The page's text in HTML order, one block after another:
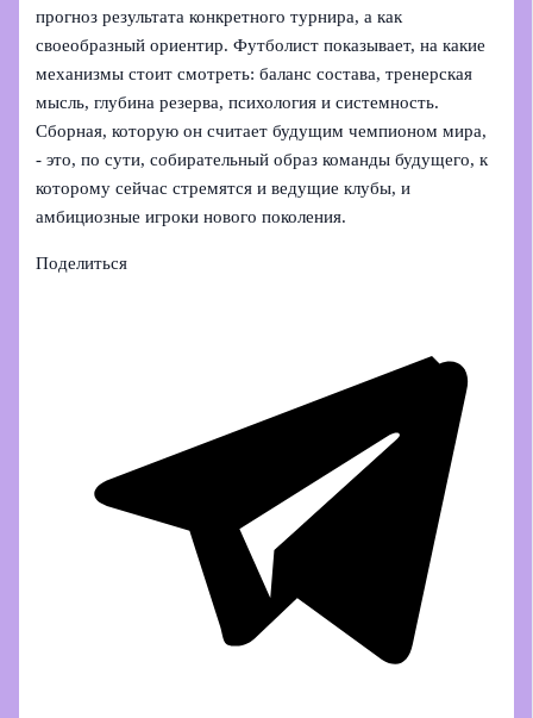
прогноз результата конкретного турнира, а как
своеобразный ориентир. Футболист показывает, на какие
механизмы стоит смотреть: баланс состава, тренерская
мысль, глубина резерва, психология и системность.
Сборная, которую он считает будущим чемпионом мира,
- это, по сути, собирательный образ команды будущего, к
которому сейчас стремятся и ведущие клубы, и
амбициозные игроки нового поколения.
Поделиться